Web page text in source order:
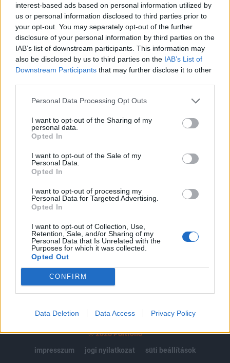
interest-based ads based on personal information utilized by
us or personal information disclosed to third parties prior to
your opt-out. You may separately opt-out of the further
disclosure of your personal information by third parties on the
IAB’s list of downstream participants. This information may
also be disclosed by us to third parties on the IAB’s List of
Downstream Participants that may further disclose it to other
Personal Data Processing Opt Outs
I want to opt-out of the Sharing of my
personal data.
Opted In
I want to opt-out of the Sale of my
Personal Data.
Opted In
I want to opt-out of processing my
Personal Data for Targeted Advertising.
Opted In
I want to opt-out of Collection, Use,
Retention, Sale, and/or Sharing of my
Personal Data that Is Unrelated with the
Purposes for which it was collected.
Opted Out
CONFIRM
Data Deletion Data Access Privacy Policy
magyar kormány és mivel néz szembe a nemzetközi
környezetben? Ez lesz a Portfolio idei kiemelt
gazdaságpolitikai konferenciájának legfontosabb
témája.Információ és jelentkezésA második negyedéves
magyar GDP-növekedési...
KEDVES OLVASÓNK!
A keresett cikk a portfolio.hu hírarchívumához
tartozik, melynek olvasása előfizetéses
regisztrációhoz kötött.
Az előfizetés a következőket tartalmazza:
Portfolio.hu teljes cikkarchívum
Kötéslisták: BÉT elmúlt 2 év napon belüli
kötéslistái
MÁR ELŐFIZETŐNK VAGY? BEJELENTKEZÉS
© 2026 Portfolio
impresszum
jogi nyilatkozat
süti beállítások